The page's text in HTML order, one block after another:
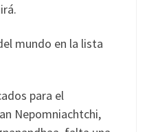
mundo en la lista
para el
Nepomniachtchi,